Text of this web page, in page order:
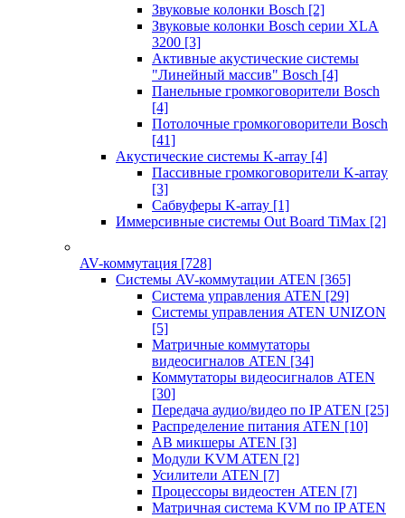
Звуковые колонки Bosch [2]
Звуковые колонки Bosch серии XLA
3200 [3]
Активные акустические системы
"Линейный массив" Bosch [4]
Панельные громкоговорители Bosch
[4]
Потолочные громкоговорители Bosch
[41]
Акустические системы K-array [4]
Пассивные громкоговорители K-array
[3]
Сабвуферы K-array [1]
Иммерсивные системы Out Board TiMax [2]
AV-коммутация [728]
Системы AV-коммутации ATEN [365]
Система управления ATEN [29]
Системы управления ATEN UNIZON
[5]
Матричные коммутаторы
видеосигналов ATEN [34]
Коммутаторы видеосигналов ATEN
[30]
Передача аудио/видео по IP ATEN [25]
Распределение питания ATEN [10]
АВ микшеры ATEN [3]
Модули KVM ATEN [2]
Усилители ATEN [7]
Процессоры видеостен ATEN [7]
Матричная система KVM по IP ATEN